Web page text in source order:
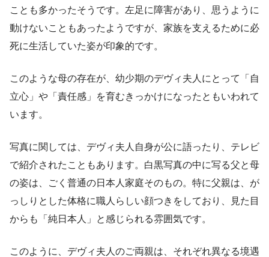
ことも多かったそうです。左足に障害があり、思うように
動けないこともあったようですが、家族を支えるために必
死に生活していた姿が印象的です。
このような母の存在が、幼少期のデヴィ夫人にとって「自
立心」や「責任感」を育むきっかけになったともいわれて
います。
写真に関しては、デヴィ夫人自身が公に語ったり、テレビ
で紹介されたこともあります。白黒写真の中に写る父と母
の姿は、ごく普通の日本人家庭そのもの。特に父親は、が
っしりとした体格に職人らしい顔つきをしており、見た目
からも「純日本人」と感じられる雰囲気です。
このように、デヴィ夫人のご両親は、それぞれ異なる境遇